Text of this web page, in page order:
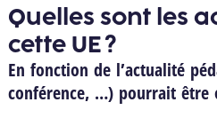
Quelles sont les
cette UE ?
En fonction de l’actualité
conférence, …) pourrait être